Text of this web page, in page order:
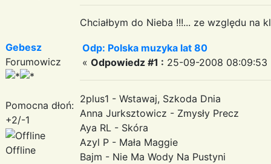
Chciałbym do Nieba !!!... ze względu na
Gebesz
Forumowicz
Pomocna dłoń:
+2/-1
Offline
Odp: Polska muzyka lat 80
« Odpowiedz #1 : 25-09-2008 08:09:53
2plus1 - Wstawaj, Szkoda Dnia
Anna Jurksztowicz - Zmysły Precz
Aya RL - Skóra
Azyl P - Mała Maggie
Bajm - Nie Ma Wody Na Pustyni